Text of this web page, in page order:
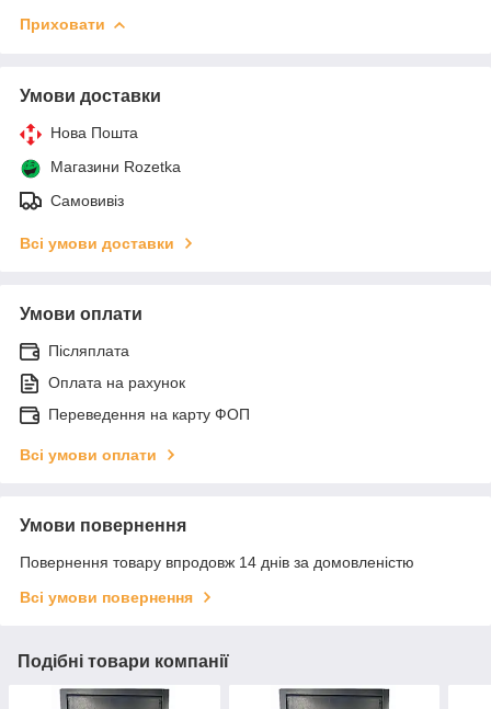
Приховати
Умови доставки
Нова Пошта
Магазини Rozetka
Самовивіз
Всі умови доставки
Умови оплати
Післяплата
Оплата на рахунок
Переведення на карту ФОП
Всі умови оплати
Умови повернення
Повернення товару впродовж 14 днів за домовленістю
Всі умови повернення
Подібні товари компанії